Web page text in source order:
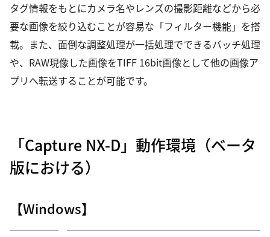
タグ情報をもとにカメラ名やレンズの撮影距離などから必
要な画像を絞り込むことが容易な「フィルター機能」を搭
載。また、面倒な調整処理が一括処理でできるバッチ処理
や、RAW現像した画像をTIFF 16bit画像として他の画像ア
プリへ転送することが可能です。
「Capture NX-D」動作環境（ベータ
版における）
【Windows】